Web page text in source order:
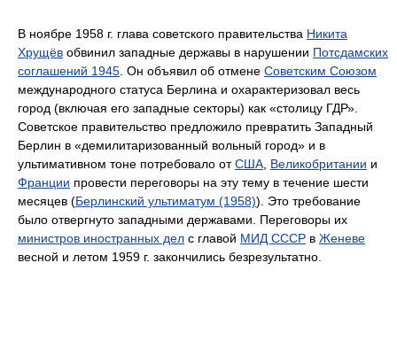
В ноябре 1958 г. глава советского правительства Никита
Хрущёв обвинил западные державы в нарушении Потсдамских
соглашений 1945 . Он объявил об отмене Советским Союзом
международного статуса Берлина и охарактеризовал весь
город (включая его западные секторы) как «столицу ГДР».
Советское правительство предложило превратить Западный
Берлин в «демилитаризованный вольный город» и в
ультимативном тоне потребовало отСША Великобритании и
Франции провести переговоры на эту тему в течение шести
месяцев (Берлинский ультиматум (1958)). Это требование
было отвергнуто западными державами. Переговоры их
министров иностранных дел с главой МИД СССР в Женеве
весной и летом 1959 г. закончились безрезультатно.